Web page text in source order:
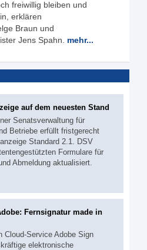
freiwillig bleiben und
erklären
Braun und
Jens Spahn. mehr...
auf dem neuesten Stand
Senatsverwaltung für
Betriebe erfüllt fristgerecht
Standard 2.1. DSV
Formulare für
Abmeldung aktualisiert.
Fernsignatur made in
Cloud-Service Adobe Sign
elektronische